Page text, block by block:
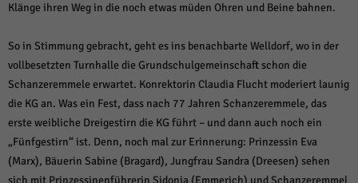
Klänge ihren Weg in die noch etwas müden Ohren und Beine bahnen.
So in Stimmung gebracht, geht es ins benachbarte Welldorf, wo in der
vollbesetzten Turnhalle die Grundschulgemeinschaft schon die
Schanzeremmele erwartet. Konrektorin Claudia Flucht moderiert launig
die KG an. Was ein Fest, dass nach 77 Jahren Schanzeremmele, das
erste weibliche Dreigestirn die KG führt – und dann auch noch ein
„Fünfgestirn“ ist. Denn, noch mal zur Erinnerung: Prinzessin Eva
(Marx), Bäuerin Sabine (Bragard), Jungfrau Sandra (Dreesen) sehen
sich mit Prinzessinenführerin Sidonja (Emmerich) und Schanzeremmel